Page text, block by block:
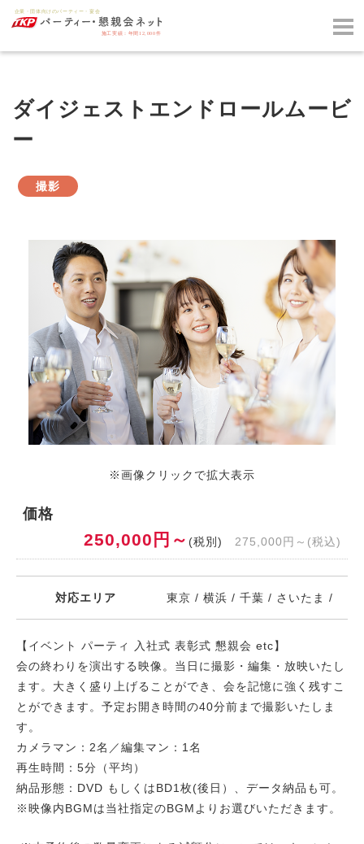
ダイジェストエンドロールムービ
ー
撮影
※画像クリックで拡大表示
価格
250,000円～ (税別) 275,000円～(税込)
対応エリア 東京 / 横浜 / 千葉 / さいたま /
【イベント パーティ 入社式 表彰式 懇親会 etc】
会の終わりを演出する映像。当日に撮影・編集・放映いたし
ます。大きく盛り上げることができ、会を記憶に強く残すこ
とができます。予定お開き時間の40分前まで撮影いたしま
す。
カメラマン：2名／編集マン：1名
再生時間：5分（平均）
納品形態：DVD もしくはBD1枚(後日）、データ納品も可。
※映像内BGMは当社指定のBGMよりお選びいただきます。